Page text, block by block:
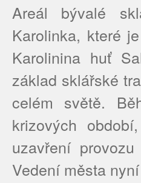
Areál bývalé
Karolinka, které
Karolinina huť
základ sklářské
celém světě.
krizových
uzavření
Vedení města